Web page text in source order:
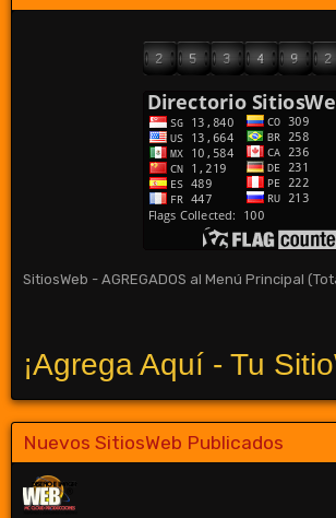
SitiosWeb - AGREGADOS al Menú Principal
¡Agrega Aquí - Tu
Nuevos SitiosWeb Publicados